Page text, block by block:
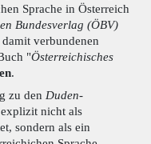
Sprache in Österreich
Bundesverlag (ÖBV)
verbundenen
"Österreichisches
.
zu den Duden-
nicht als
sondern als ein